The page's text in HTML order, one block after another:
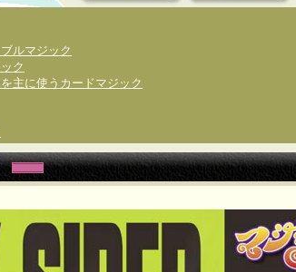
ルマジック
ク
主に使うカードマジック